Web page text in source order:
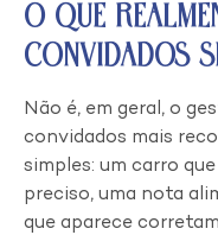
O Que
Convidados
Não é, em geral, o
convidados mais
simples: um carro
preciso, uma nota
que aparece